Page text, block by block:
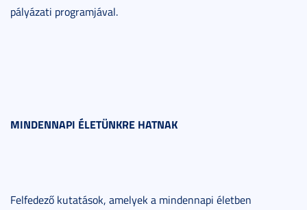
pályázati programjával.
MINDENNAPI ÉLETÜNKRE HATNAK
Felfedező kutatások, amelyek a mindennapi életben